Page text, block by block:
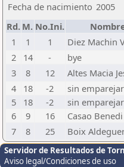
Fecha de nacimiento 2005
Rd. M. No.Ini.
1
1 1 Diez Machin
2
14 - bye
3
8 12 Altes Macia
4
18 -2 sin emparejar
5
18 -2 sin emparejar
6
9 16 Casao
7
8 25 Boix
Servidor de Resultados de
Aviso legal/Condiciones de uso